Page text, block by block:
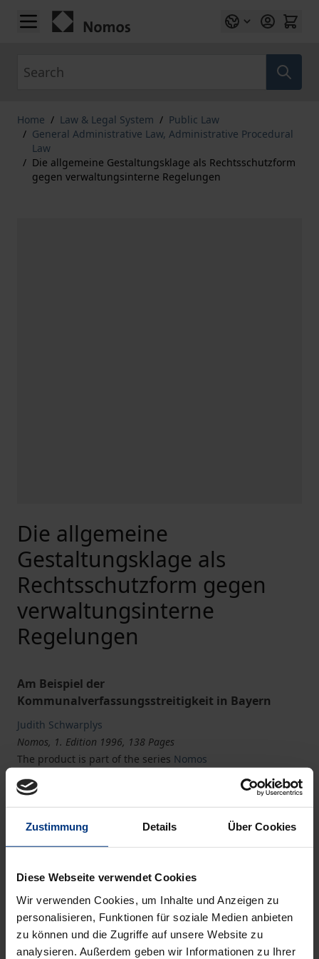
Zustimmung Details Über Cookies
Diese Webseite verwendet Cookies
Wir verwenden Cookies, um Inhalte und Anzeigen zu
personalisieren, Funktionen für soziale Medien anbieten
zu können und die Zugriffe auf unsere Website zu
analysieren. Außerdem geben wir Informationen zu Ihrer
Skip to Content
Home / Law & Legal System / Public Law
/ General Administrative Law, Administrative Procedural
Law
/ Die allgemeine Gestaltungsklage als Rechtsschutzform
gegen verwaltungsinterne Regelungen
Die allgemeine
Gestaltungsklage als
Rechtsschutzform gegen
verwaltungsinterne
Regelungen
Am Beispiel der
Kommunalverfassungsstreitigkeit in Bayern
Judith Schwarplys
Nomos, 1. Edition 1996, 138 Pages
The product is part of the series Nomos
Book
€40.00
ISBN 978-3-7890-4181-5
Not available
Add to Cart
Add to Wish List